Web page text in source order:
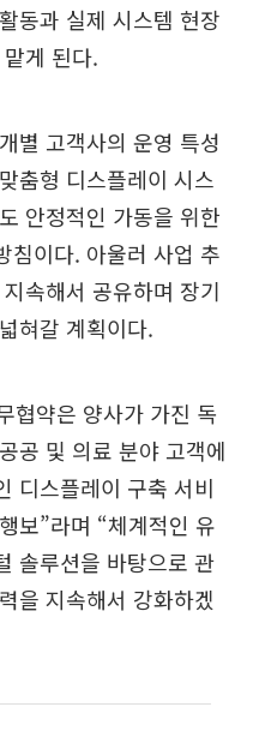
동과 실제 시스템 현장
게 된다.
별 고객사의 운영 특성
춤형 디스플레이 시스
안정적인 가동을 위한
침이다. 아울러 사업 추
속해서 공유하며 장기
혀갈 계획이다.
협약은 양사가 가진 독
공 및 의료 분야 고객에
디스플레이 구축 서비
보”라며 “체계적인 유
솔루션을 바탕으로 관
을 지속해서 강화하겠